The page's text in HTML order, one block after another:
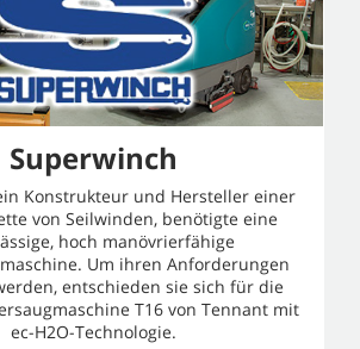
Superwinch
Konstrukteur und Hersteller einer
von Seilwinden, benötigte eine
hoch manövrierfähige
Um ihren Anforderungen
entschieden sie sich für die
T16 von Tennant mit
ec-H2O-Technologie.